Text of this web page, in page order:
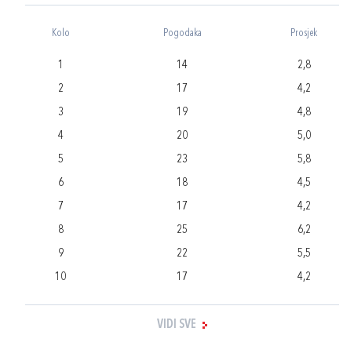
Kolo Pogodaka Prosjek
1 14
2,8
2
17
4,2
3
19
4,8
4
20
5,0
5
23
5,8
6
18
4,5
7
17
4,2
8
25
6,2
9
22
5,5
10
17 4,2
VIDI SVE